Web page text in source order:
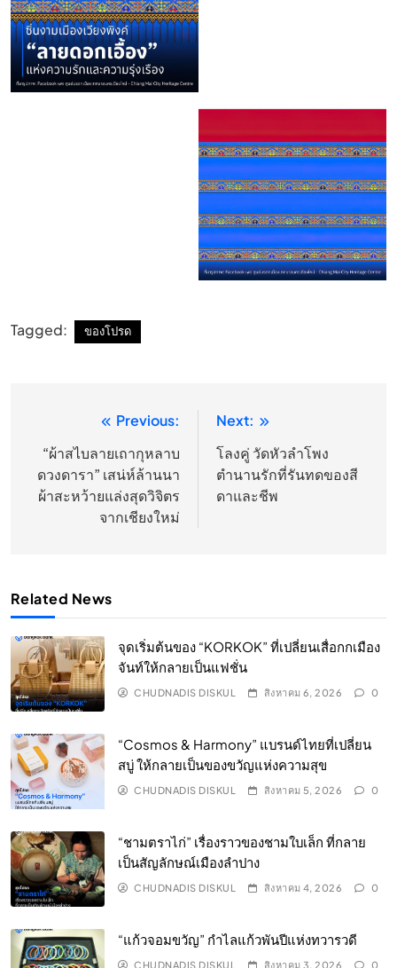
Tagged: ของโปรด
แนะแนว
เรื่อง
Previous:
“ผ้าสไบลายเถากุหลาบ
ดวงดารา” เสน่ห์ล้านนา
ผ้าสะหว้ายแล่งสุดวิจิตร
จากเชียงใหม่
Next:
โลงคู่ วัดหัวลำโพง
ตำนานรักที่รันทดของสี
ดาและชีพ
Related News
จุดเริ่มต้นของ “KORKOK” ที่เปลี่ยนเสื่อกกเมือง
จันท์ให้กลายเป็นแฟชั่น
CHUDNADIS DISKUL สิงหาคม 6, 2026 0
“Cosmos & Harmony” แบรนด์ไทยที่เปลี่ยน
สบู่ ให้กลายเป็นของขวัญแห่งความสุข
CHUDNADIS DISKUL สิงหาคม 5, 2026 0
“ชามตราไก่” เรื่องราวของชามใบเล็ก ที่กลาย
เป็นสัญลักษณ์เมืองลำปาง
CHUDNADIS DISKUL สิงหาคม 4, 2026 0
“แก้วจอมขวัญ” กำไลแก้วพันปีแห่งทวารวดี
CHUDNADIS DISKUL สิงหาคม 3, 2026 0